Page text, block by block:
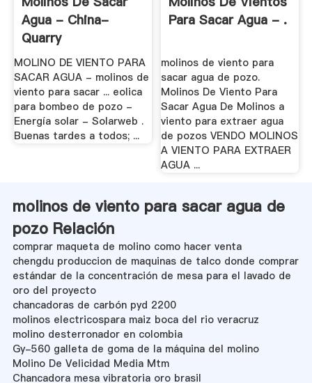
Agua - China-
Quarry
MOLINO DE VIENTO PARA
SACAR AGUA - molinos de
viento para sacar ... eolica
para bombeo de pozo -
Energía solar - Solarweb .
Buenas tardes a todos; ...
Para Sacar Agua - .
molinos de viento para
sacar agua de pozo.
Molinos De Viento Para
Sacar Agua De Molinos a
viento para extraer agua
de pozos VENDO MOLINOS
A VIENTO PARA EXTRAER
AGUA ...
molinos de viento para sacar agua de
pozo Relación
comprar maqueta de molino como hacer venta
chengdu produccion de maquinas de talco donde comprar
estándar de la concentración de mesa para el lavado de
oro del proyecto
chancadoras de carbón pyd 2200
molinos electricospara maiz boca del rio veracruz
molino desterronador en colombia
Gy-560 galleta de goma de la máquina del molino
Molino De Velicidad Media Mtm
Chancadora mesa vibratoria oro brasil